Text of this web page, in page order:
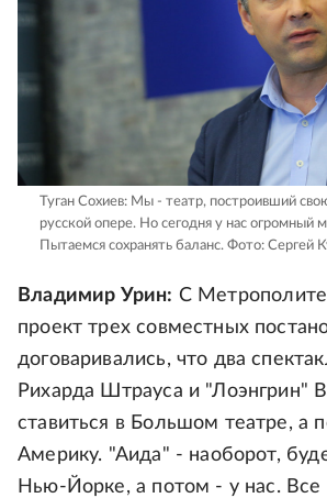
Туган Сохиев: Мы - театр, построивший
русской опере. Но сегодня у нас огромный
Пытаемся сохранять баланс. Фото: Сергей
Владимир Урин: С
проект трех совместных
договаривались, что два
Рихарда Штрауса и "Лоэнгрин"
ставиться в Большом театре, а
Америку. "Аида" - наоборот,
Нью-Йорке, а потом - у нас. Все